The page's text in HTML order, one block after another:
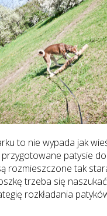
to nie wypada jak
patysie do
rozmieszczone tak
trzeba się
rozkładania